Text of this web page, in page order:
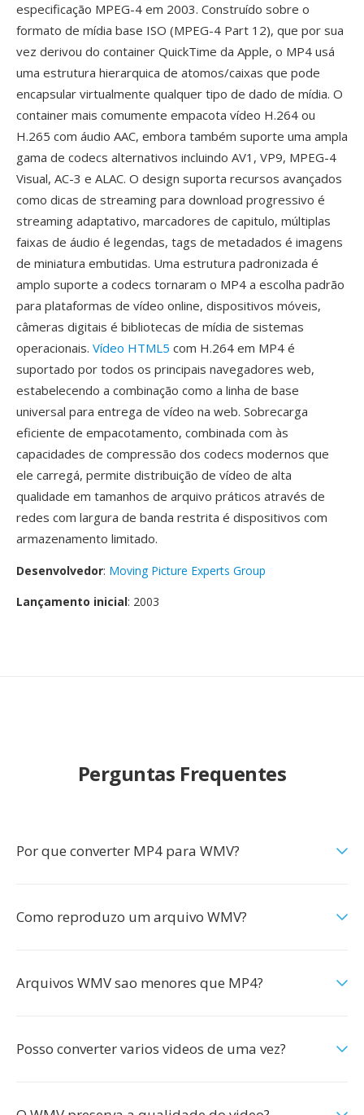
especificação MPEG-4 em 2003. Construído sobre o
formato de mídia base ISO (MPEG-4 Part 12), que por sua
vez derivou do container QuickTime da Apple, o MP4 usá
uma estrutura hierarquica de atomos/caixas que pode
encapsular virtualmente qualquer tipo de dado de mídia. O
container mais comumente empacota vídeo H.264 ou
H.265 com áudio AAC, embora também suporte uma ampla
gama de codecs alternativos incluindo AV1, VP9, MPEG-4
Visual, AC-3 e ALAC. O design suporta recursos avançados
como dicas de streaming para download progressivo é
streaming adaptativo, marcadores de capitulo, múltiplas
faixas de áudio é legendas, tags de metadados é imagens
de miniatura embutidas. Uma estrutura padronizada é
amplo suporte a codecs tornaram o MP4 a escolha padrão
para plataformas de vídeo online, dispositivos móveis,
câmeras digitais é bibliotecas de mídia de sistemas
operacionais. Vídeo HTML5 com H.264 em MP4 é
suportado por todos os principais navegadores web,
estabelecendo a combinação como a linha de base
universal para entrega de vídeo na web. Sobrecarga
eficiente de empacotamento, combinada com às
capacidades de compressão dos codecs modernos que
ele carregá, permite distribuição de vídeo de alta
qualidade em tamanhos de arquivo práticos através de
redes com largura de banda restrita é dispositivos com
armazenamento limitado.
Desenvolvedor: Moving Picture Experts Group
Lançamento inicial: 2003
Perguntas Frequentes
Por que converter MP4 para WMV?
Como reproduzo um arquivo WMV?
Arquivos WMV sao menores que MP4?
Posso converter varios videos de uma vez?